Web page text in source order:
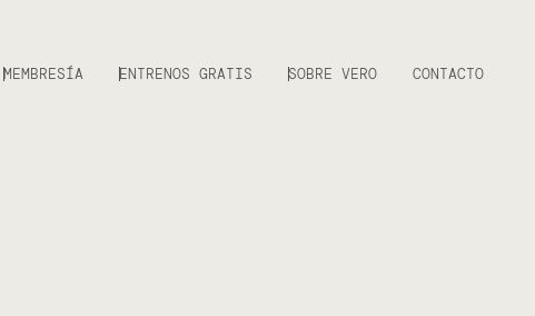
MEMBRESÍA ENTRENOS GRATIS SOBRE VERO CONTACTO